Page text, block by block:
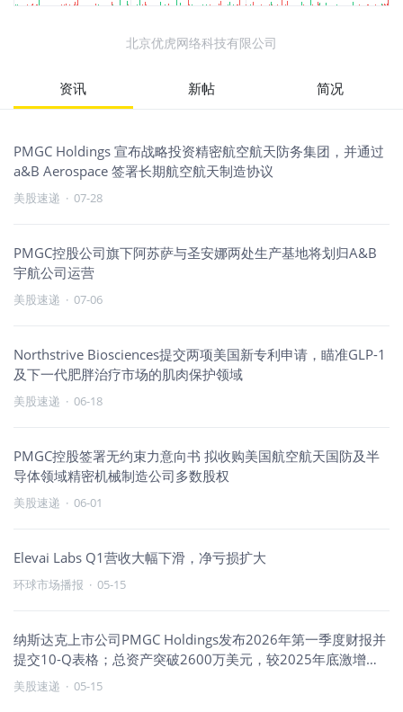
北京优虎网络科技有限公司
资讯 新帖 简况
PMGC Holdings 宣布战略投资精密航空航天防务集团，并通过
a&B Aerospace 签署长期航空航天制造协议
美股速递 · 07-28
PMGC控股公司旗下阿苏萨与圣安娜两处生产基地将划归A&B
宇航公司运营
美股速递 · 07-06
Northstrive Biosciences提交两项美国新专利申请，瞄准GLP-1
及下一代肥胖治疗市场的肌肉保护领域
美股速递 · 06-18
PMGC控股签署无约束力意向书 拟收购美国航空航天国防及半
导体领域精密机械制造公司多数股权
美股速递 · 06-01
Elevai Labs Q1营收大幅下滑，净亏损扩大
环球市场播报 · 05-15
纳斯达克上市公司PMGC Holdings发布2026年第一季度财报并
提交10-Q表格；总资产突破2600万美元，较2025年底激增
102%，同比飙升193%
美股速递 · 05-15